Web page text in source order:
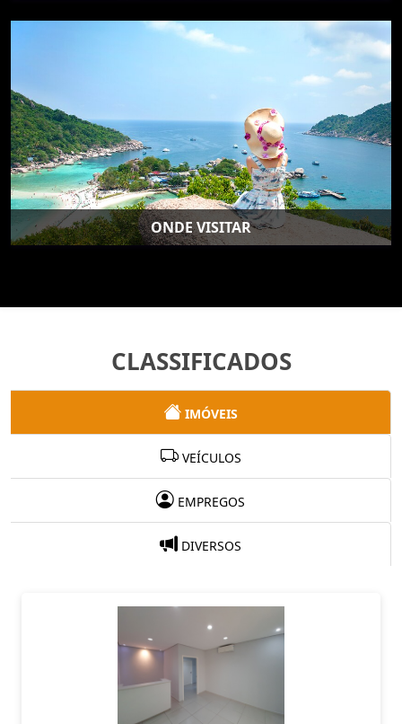
ONDE VISITAR
CLASSIFICADOS
IMÓVEIS
VEÍCULOS
EMPREGOS
DIVERSOS